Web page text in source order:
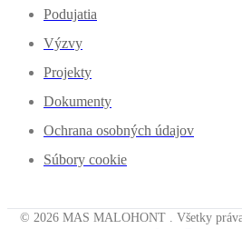
Podujatia
Výzvy
Projekty
Dokumenty
Ochrana osobných údajov
Súbory cookie
© 2026 MAS MALOHONT . Všetky